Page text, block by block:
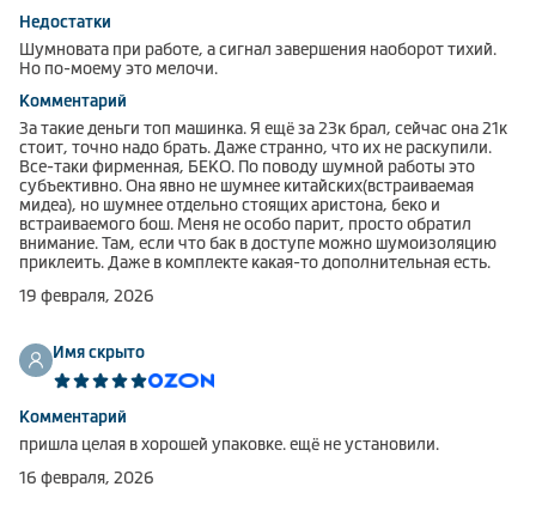
Недостатки
Шумновата при работе, а сигнал завершения наоборот тихий.
Но по-моему это мелочи.
Комментарий
За такие деньги топ машинка. Я ещё за 23к брал, сейчас она 21к
стоит, точно надо брать. Даже странно, что их не раскупили.
Все-таки фирменная, БЕКО. По поводу шумной работы это
субъективно. Она явно не шумнее китайских(встраиваемая
мидеа), но шумнее отдельно стоящих аристона, беко и
встраиваемого бош. Меня не особо парит, просто обратил
внимание. Там, если что бак в доступе можно шумоизоляцию
приклеить. Даже в комплекте какая-то дополнительная есть.
19 февраля, 2026
Имя скрыто
Комментарий
пришла целая в хорошей упаковке. ещё не установили.
16 февраля, 2026